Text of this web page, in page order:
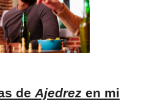
deAjedrez en mi